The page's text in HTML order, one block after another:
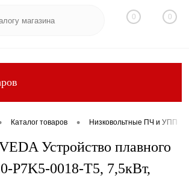
0 0
Каталог товаров • Низковольтные ПЧ и УПП
Устройство плавного
P7K5-0018-T5, 7,5кВт,